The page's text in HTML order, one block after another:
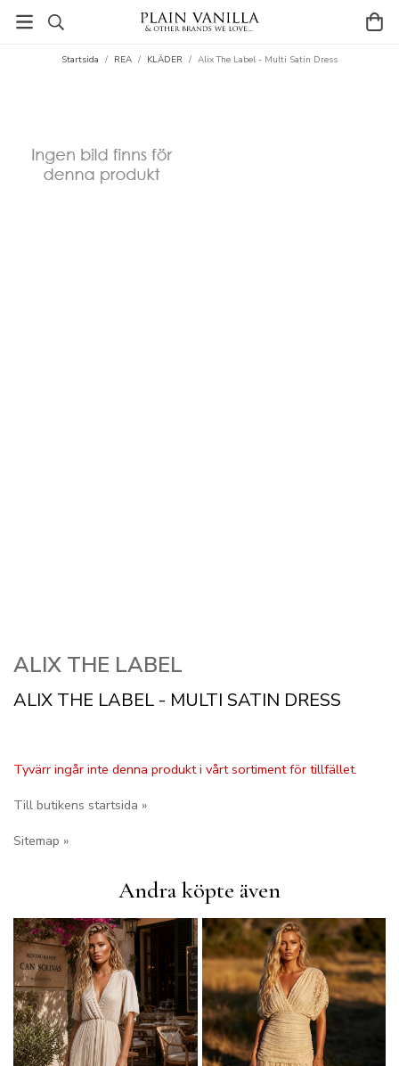
Startsida / REA / KLÄDER / Alix The Label - Multi Satin Dress
ALIX THE LABEL
ALIX THE LABEL - MULTI SATIN DRESS
Tyvärr ingår inte denna produkt i vårt sortiment för tillfället.
Till butikens startsida »
Sitemap »
Andra köpte även